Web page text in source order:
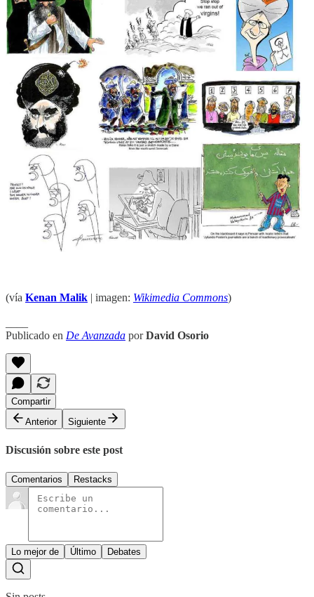
(vía Kenan Malik | imagen: Wikimedia Commons)
Publicado en De Avanzada porDavid Osorio
Compartir
Anterior
Siguiente
Discusión sobre este post
Comentarios Restacks
Lo mejor de Último Debates